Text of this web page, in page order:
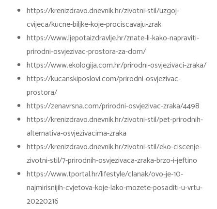
https://krenizdravo.dnevnik.hr/zivotni-stil/uzgoj-
cvijeca/kucne-biljke-koje-prociscavaju-zrak
https://www.ljepotaizdravlje.hr/znate-li-kako-napraviti-
prirodni-osvjezivac-prostora-za-dom/
https://www.ekologija.com.hr/prirodni-osvjezivaci-zraka/
https://kucanskiposlovi.com/prirodni-osvjezivac-
prostora/
https://zenavrsna.com/prirodni-osvjezivac-zraka/4498
https://krenizdravo.dnevnik.hr/zivotni-stil/pet-prirodnih-
alternativa-osvjezivacima-zraka
https://krenizdravo.dnevnik.hr/zivotni-stil/eko-ciscenje-
zivotni-stil/7-prirodnih-osvjezivaca-zraka-brzo-i-jeftino
https://www.tportal.hr/lifestyle/clanak/ovo-je-10-
najmirisnijih-cvjetova-koje-lako-mozete-posaditi-u-vrtu-
20220216